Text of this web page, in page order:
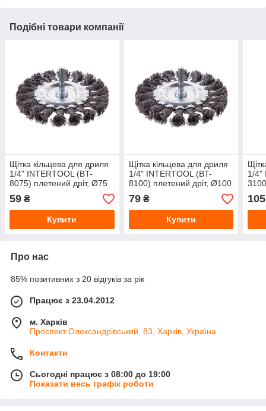
Подібні товари компанії
Щітка кільцева для дриля
1/4" INTERTOOL (BT-
8075) плетений дріт, Ø75
мм
59 ₴
Купити
Щітка кільцева для дриля
1/4" INTERTOOL (BT-
8100) плетений дріт, Ø100
мм
79₴
Купити
1/4"
мм
105
Про нас
85% позитивних з 20 відгуків за рік
Працює з 23.04.2012
м. Харків
Проспект Олександрівський, 83, Харків, Україна
Контакти
Сьогодні працює з 08:00 до 19:00
Показати весь графік роботи